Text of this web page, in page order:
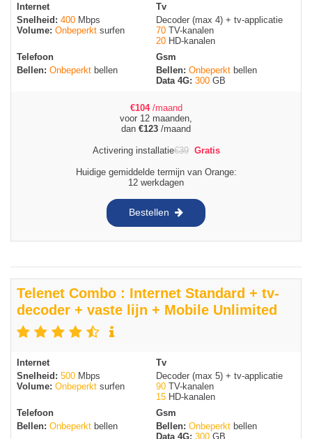
Internet
Snelheid: 400 Mbps
Volume: Onbeperkt surfen
Tv
Decoder (max 4) + tv-applicatie
70 TV-kanalen
20 HD-kanalen
Telefoon
Bellen: Onbeperkt bellen
Gsm
Bellen: Onbeperkt bellen
Data 4G: 300 GB
€104 /maand
voor 12 maanden,
dan €123 /maand
Activering installatie€39 Gratis
Huidige gemiddelde termijn van Orange:
12 werkdagen
Bestellen
Telenet Combo : Internet Standard + tv-
decoder + vaste lijn + Mobile Unlimited
Internet
Snelheid: 500 Mbps
Volume: Onbeperkt surfen
Tv
Decoder (max 5) + tv-applicatie
90 TV-kanalen
15 HD-kanalen
Telefoon
Bellen: Onbeperkt bellen
Gsm
Bellen: Onbeperkt bellen
Data 4G: 300 GB